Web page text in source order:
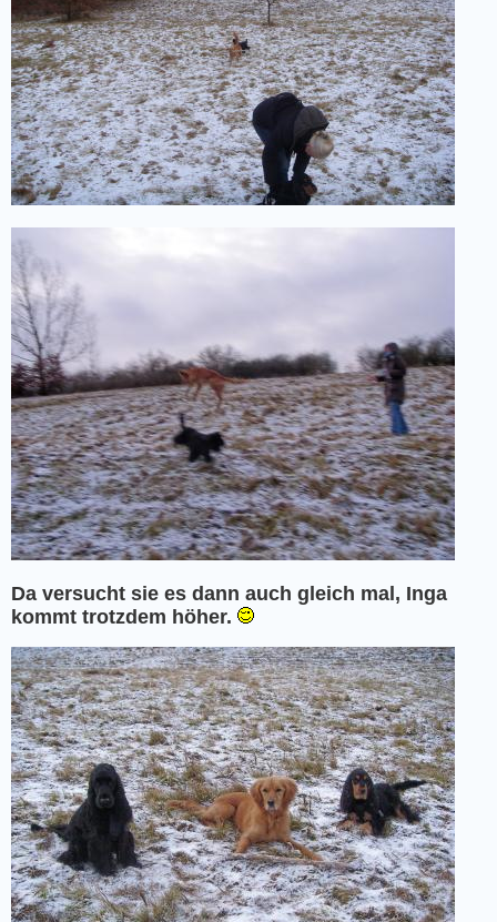
Da versucht sie es dann auch gleich mal, Inga
kommt trotzdem höher.